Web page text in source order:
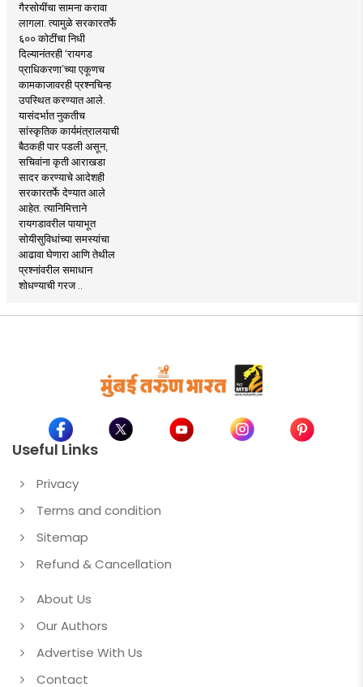
गैरसोयींचा सामना करावा
लागला. त्यामुळे सरकारतर्फे
६०० कोटींचा निधी
दिल्यानंतरही ‘रायगड
प्राधिकरणा’च्या एकूणच
कामकाजावरही प्रश्नचिन्ह
उपस्थित करण्यात आले.
यासंदर्भात नुकतीच
सांस्कृतिक कार्यमंत्रालयाची
बैठकही पार पडली असून,
सचिवांना कृती आराखडा
सादर करण्याचे आदेशही
सरकारतर्फे देण्यात आले
आहेत. त्यानिमित्ताने
रायगडावरील पायाभूत
सोयीसुविधांच्या समस्यांचा
आढावा घेणारा आणि तेथील
प्रश्नांवरील समाधान
शोधण्याची गरज ..
Useful Links
Privacy
Terms and condition
Sitemap
Refund & Cancellation
About Us
Our Authors
Advertise With Us
Contact